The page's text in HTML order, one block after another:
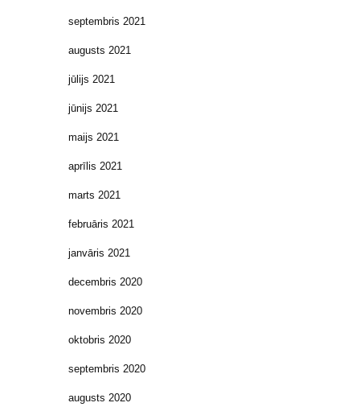
septembris 2021
augusts 2021
jūlijs 2021
jūnijs 2021
maijs 2021
aprīlis 2021
marts 2021
februāris 2021
janvāris 2021
decembris 2020
novembris 2020
oktobris 2020
septembris 2020
augusts 2020